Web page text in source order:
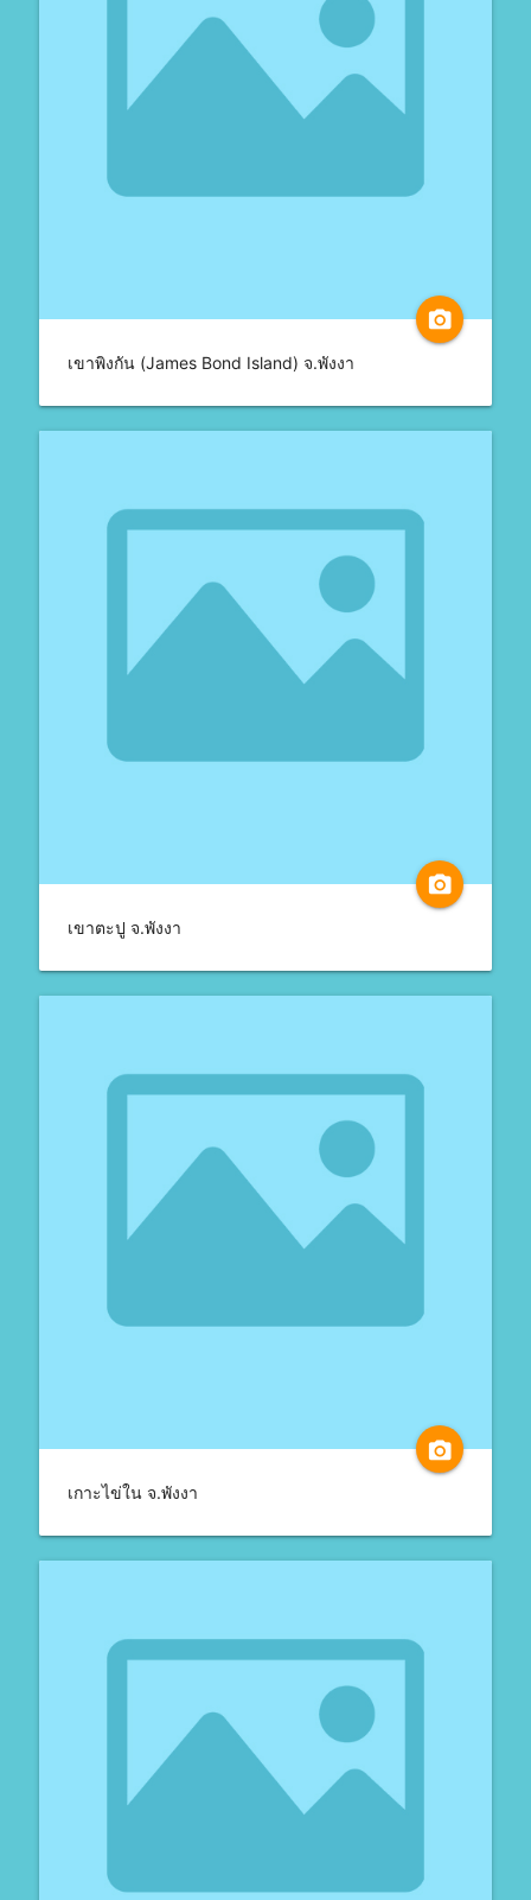
camera_alt
เขาพิงกัน (James Bond Island) จ.พังงา
camera_alt
เขาตะปู จ.พังงา
camera_alt
เกาะไข่ใน จ.พังงา